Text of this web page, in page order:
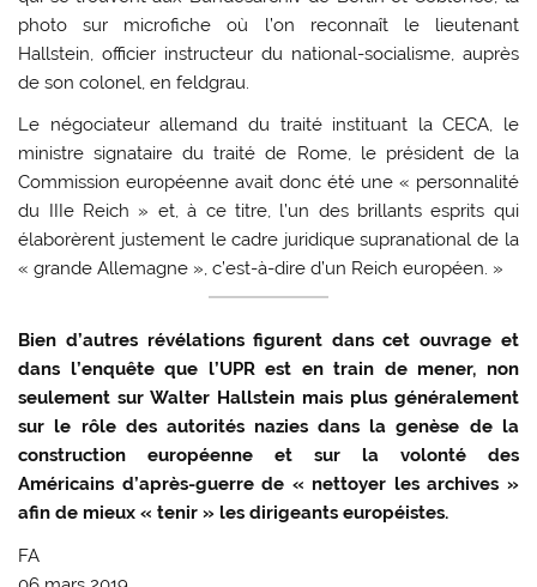
photo sur microfiche où l’on reconnaît le lieutenant
Hallstein, officier instructeur du national-socialisme, auprès
de son colonel, en feldgrau.
Le négociateur allemand du traité instituant la CECA, le
ministre signataire du traité de Rome, le président de la
Commission européenne avait donc été une « personnalité
du IIIe Reich » et, à ce titre, l’un des brillants esprits qui
élaborèrent justement le cadre juridique supranational de la
« grande Allemagne », c’est-à-dire d’un Reich européen. »
Bien d’autres révélations figurent dans cet ouvrage et
dans l’enquête que l’UPR est en train de mener, non
seulement sur Walter Hallstein mais plus généralement
sur le rôle des autorités nazies dans la genèse de la
construction européenne et sur la volonté des
Américains d’après-guerre de « nettoyer les archives »
afin de mieux « tenir » les dirigeants européistes.
FA